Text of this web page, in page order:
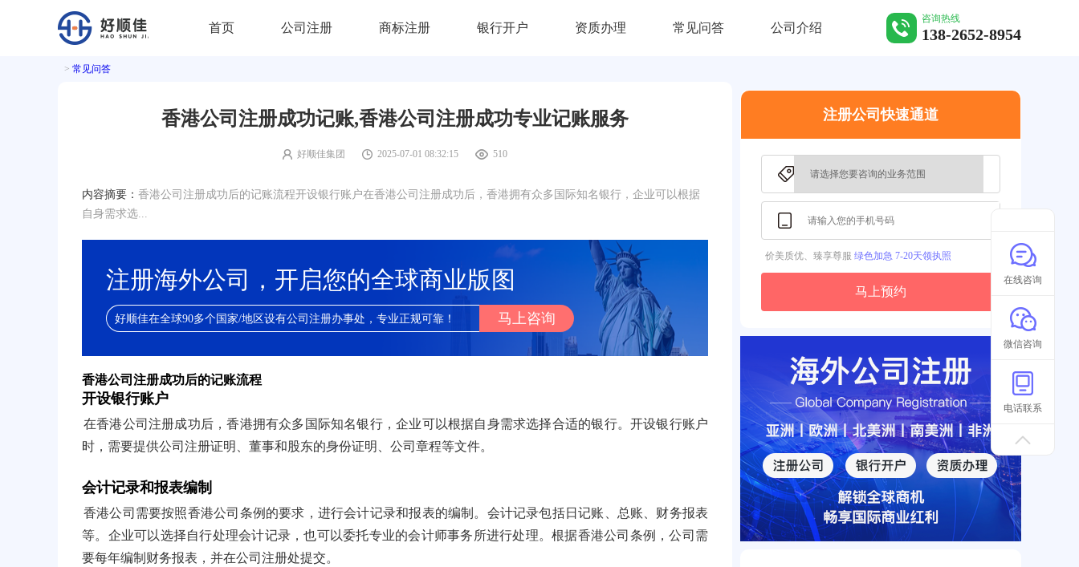
首页 公司注册 商标注册 银行开户 资质办理 常见问答 公司介绍
咨询热线
138-2652-8954
> 常见问答
香港公司注册成功记账,香港公司注册成功专业记账服务
好顺佳集团 2025-07-01 08:32:15 510
内容摘要： 香港公司注册成功后的记账流程开设银行账户在香港公司注册成功后，香港拥有众多国际知名银行，企业可以根据
自身需求选...
注册海外公司，开启您的全球商业版图
好顺佳在全球90多个国家/地区设有公司注册办事处，专业正规可靠！ 马上咨询
香港公司注册成功后的记账流程
开设银行账户
在香港公司注册成功后，香港拥有众多国际知名银行，企业可以根据自身需求选择合适的银行。开设银行账户
时，需要提供公司注册证明、董事和股东的身份证明、公司章程等文件。
会计记录和报表编制
香港公司需要按照香港公司条例的要求，进行会计记录和报表的编制。会计记录包括日记账、总账、财务报表
等。企业可以选择自行处理会计记录，也可以委托专业的会计师事务所进行处理。根据香港公司条例，公司需
要每年编制财务报表，并在公司注册处提交。
注册公司快速通道
价美质优、臻享尊服 绿色加急 7-20天领执照
马上预约
在线咨询
微信咨询
电话联系